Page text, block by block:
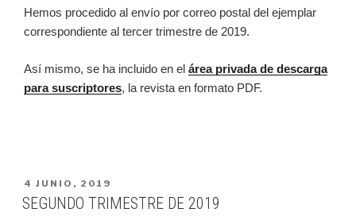
Hemos procedido al envío por correo postal del ejemplar
correspondiente al tercer trimestre de 2019.
Así mismo, se ha incluido en el área privada de descarga
para suscriptores, la revista en formato PDF.
PUBLICADO
EN
4 JUNIO, 2019
SEGUNDO TRIMESTRE DE 2019